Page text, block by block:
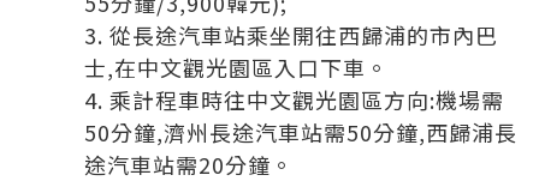
從長途汽車站乘坐開往西歸浦的市內巴
士,在中文觀光園區入口下車。
乘計程車時往中文觀光園區方向:機場需
50分鐘,濟州長途汽車站需50分鐘,西歸浦長
途汽車站需20分鐘。